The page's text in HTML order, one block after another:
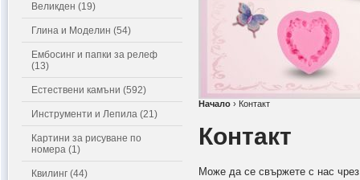
Великден (19)
Глина и Моделин (54)
Ембосинг и папки за релеф
(13)
Естествени камъни (592)
Инструменти и Лепила (21)
Картини за рисуване по
номера (1)
Квилинг (44)
Начало › Контакт
Контакт
Може да се свържете с нас